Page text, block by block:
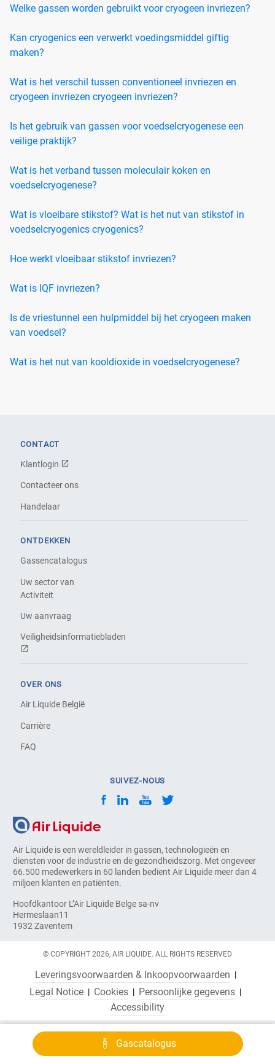
Gascatalogus
Welke gassen worden gebruikt voor cryogeen invriezen?
Kan cryogenics een verwerkt voedingsmiddel giftig
maken?
Wat is het verschil tussen conventioneel invriezen en
cryogeen invriezen cryogeen invriezen?
Is het gebruik van gassen voor voedselcryogenese een
veilige praktijk?
Wat is het verband tussen moleculair koken en
voedselcryogenese?
Wat is vloeibare stikstof? Wat is het nut van stikstof in
voedselcryogenics cryogenics?
Hoe werkt vloeibaar stikstof invriezen?
Wat is IQF invriezen?
Is de vriestunnel een hulpmiddel bij het cryogeen maken
van voedsel?
Wat is het nut van kooldioxide in voedselcryogenese?
Air Liquide is een wereldleider in gassen, technologieën en
diensten voor de industrie en de gezondheidszorg. Met ongeveer
66.500 medewerkers in 60 landen bedient Air Liquide meer dan 4
miljoen klanten en patiënten.
Hoofdkantoor L’Air Liquide Belge sa-nv
Hermeslaan11
1932 Zaventem
CONTACT
Klantlogin
Contacteer ons
Handelaar
ONTDEKKEN
Gassencatalogus
Uw sector van
Activiteit
Uw aanvraag
Veiligheidsinformatiebladen
OVER ONS
Air Liquide België
Carrière
FAQ
SUIVEZ-NOUS
© COPYRIGHT 2026, AIR LIQUIDE. ALL RIGHTS RESERVED
Leveringsvoorwaarden & Inkoopvoorwaarden
Legal Notice
Cookies
Persoonlijke gegevens
Accessibility